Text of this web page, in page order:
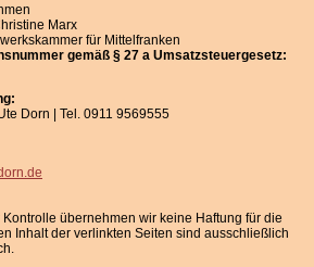
Marx
für Mittelfranken
gemäß § 27 a Umsatzsteuergesetz:
Dorn | Tel. 0911 9569555
übernehmen wir keine Haftung für die
Inhalt der verlinkten Seiten sind ausschließlich